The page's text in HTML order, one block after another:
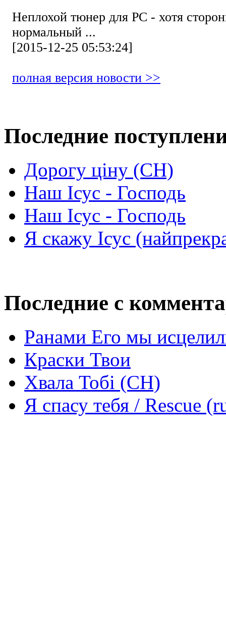
Неплохой тюнер для РС - хотя
нормальный ...
[2015-12-25 05:53:24]
полная версия новости >>
Последние
Дорогу ціну (СН)
Наш Ісус - Господь
Наш Ісус - Господь
Я скажу Ісус
Последние с
Ранами Его мы
Краски Твои
Хвала Тобі (СН)
Я спасу тебя / Rescue